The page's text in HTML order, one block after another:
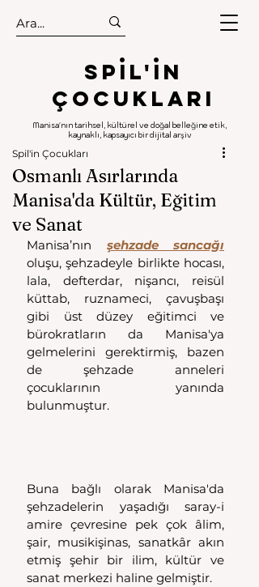
.
.
Spıl'in
Çocukları
Manisa'nın tarihsel, kültürel ve doğal belleğine etik,
kaynaklı, kapsayıcı bir dijital arşiv
Osmanlı Asırlarında
Manisa'da Kültür, Eğitim
ve Sanat
Spil'in Çocukları
Manisa’nın şehzade sancağı
oluşu, şehzadeyle birlikte hocası,
lala, defterdar, nişancı, reisül
küttab, ruznameci, çavuşbaşı
gibi üst düzey eğitimci ve
bürokratların da Manisa'ya
gelmelerini gerektirmiş, bazen
de şehzade anneleri
çocuklarının yanında
bulunmuştur.
Buna bağlı olarak Manisa'da
şehzadelerin yaşadığı saray-i
amire çevresine pek çok âlim,
şair, musikişinas, sanatkâr akın
etmiş şehir bir ilim, kültür ve
sanat merkezi haline gelmiştir.